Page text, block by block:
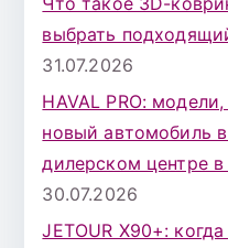
выбрать
31.07.2026
HAVAL PRO:
новый автомобиль
дилерском центре
30.07.2026
JETOUR X90+: